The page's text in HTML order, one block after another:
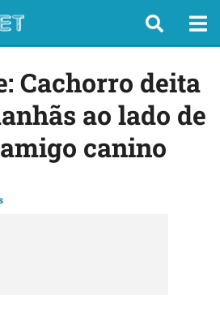
Cachorro deita
ao lado de
canino